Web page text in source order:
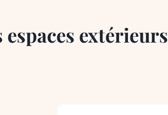
extérieurs